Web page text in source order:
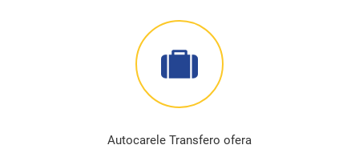
Autocarele Transfero ofera